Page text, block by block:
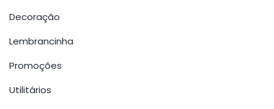
Decoração
Lembrancinha
Promoções
Utilitários